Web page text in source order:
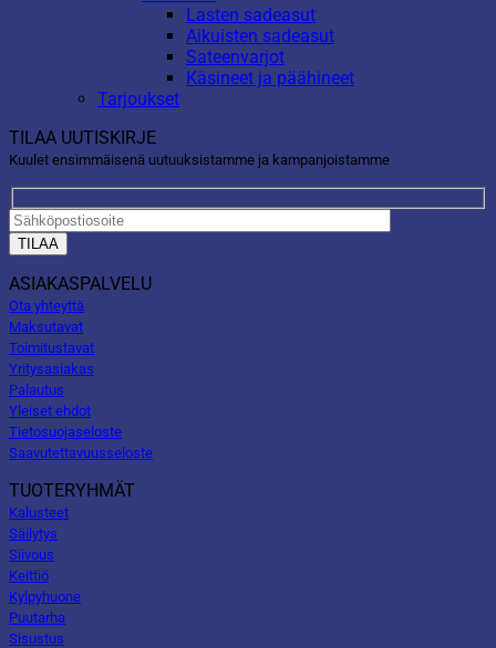
Lasten sadeasut
Aikuisten sadeasut
Sateenvarjot
Käsineet ja päähineet
Tarjoukset
TILAA UUTISKIRJE
Kuulet ensimmäisenä uutuuksistamme ja kampanjoistamme
ASIAKASPALVELU
Ota yhteyttä
Maksutavat
Toimitustavat
Yritysasiakas
Palautus
Yleiset ehdot
Tietosuojaseloste
Saavutettavuusseloste
TUOTERYHMÄT
Kalusteet
Säilytys
Siivous
Keittiö
Kylpyhuone
Puutarha
Sisustus